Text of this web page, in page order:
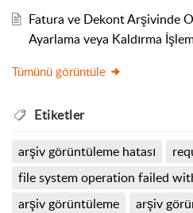
Fatura ve Dekont Arşivinde
Ayarlama veya Kaldırma
Tümünü görüntüle
Etiketler
arşiv görüntüleme hatası
file system operation failed
arşiv görüntüleme
arşiv